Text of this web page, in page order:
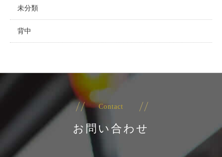
未分類
背中
Contact
お問い合わせ